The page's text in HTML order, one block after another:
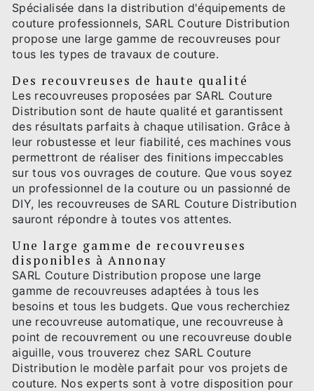
Spécialisée dans la distribution d'équipements de
couture professionnels, SARL Couture Distribution
propose une large gamme de recouvreuses pour
tous les types de travaux de couture.
Des recouvreuses de haute qualité
Les recouvreuses proposées par SARL Couture
Distribution sont de haute qualité et garantissent
des résultats parfaits à chaque utilisation. Grâce à
leur robustesse et leur fiabilité, ces machines vous
permettront de réaliser des finitions impeccables
sur tous vos ouvrages de couture. Que vous soyez
un professionnel de la couture ou un passionné de
DIY, les recouvreuses de SARL Couture Distribution
sauront répondre à toutes vos attentes.
Une large gamme de recouvreuses
disponibles à Annonay
SARL Couture Distribution propose une large
gamme de recouvreuses adaptées à tous les
besoins et tous les budgets. Que vous recherchiez
une recouvreuse automatique, une recouvreuse à
point de recouvrement ou une recouvreuse double
aiguille, vous trouverez chez SARL Couture
Distribution le modèle parfait pour vos projets de
couture. Nos experts sont à votre disposition pour